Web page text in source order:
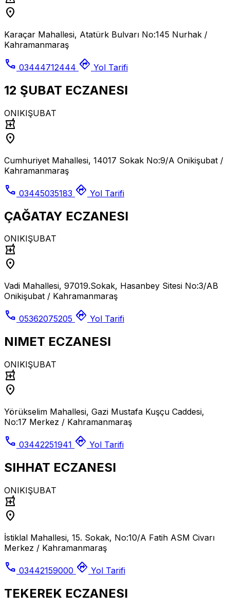
location_on
Karaçar Mahallesi, Atatürk Bulvarı No:145 Nurhak /
Kahramanmaraş
call 03444712444 directions Yol Tarifi
12 ŞUBAT ECZANESI
ONIKIŞUBAT
local_pharmacy
location_on
Cumhuriyet Mahallesi, 14017 Sokak No:9/A Onikişubat /
Kahramanmaraş
call 03445035183 directions Yol Tarifi
ÇAĞATAY ECZANESI
ONIKIŞUBAT
local_pharmacy
location_on
Vadi Mahallesi, 97019.Sokak, Hasanbey Sitesi No:3/AB
Onikişubat / Kahramanmaraş
call 05362075205 directions Yol Tarifi
NIMET ECZANESI
ONIKIŞUBAT
local_pharmacy
location_on
Yörükselim Mahallesi, Gazi Mustafa Kuşçu Caddesi,
No:17 Merkez / Kahramanmaraş
call 03442251941 directions Yol Tarifi
SIHHAT ECZANESI
ONIKIŞUBAT
local_pharmacy
location_on
İstiklal Mahallesi, 15. Sokak, No:10/A Fatih ASM Civarı
Merkez / Kahramanmaraş
call 03442159000 directions Yol Tarifi
TEKEREK ECZANESI